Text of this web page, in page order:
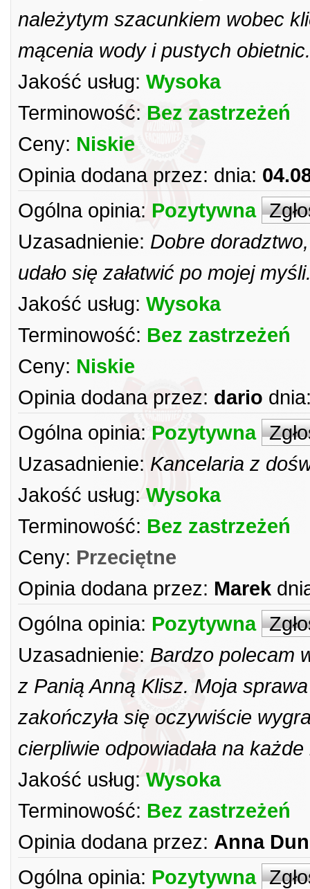
należytym szacunkiem wobec
mącenia wody i pustych
Jakość usług: Wysoka
Terminowość: Bez zastrzeżeń
Ceny: Niskie
Opinia dodana przez: dnia:
Ogólna opinia: Pozytywna
Uzasadnienie: Dobre
udało się załatwić po mojej
Jakość usług: Wysoka
Terminowość: Bez zastrzeżeń
Ceny: Niskie
Opinia dodana przez: dario
Ogólna opinia: Pozytywna
Uzasadnienie: Kancelaria z
Jakość usług: Wysoka
Terminowość: Bez zastrzeżeń
Ceny: Przeciętne
Opinia dodana przez: Marek
Ogólna opinia: Pozytywna
Uzasadnienie: Bardzo polecam
z Panią Anną Klisz. Moja
zakończyła się oczywiście
cierpliwie odpowiadała na
Jakość usług: Wysoka
Terminowość: Bez zastrzeżeń
Opinia dodana przez: Anna
Ogólna opinia: Pozytywna